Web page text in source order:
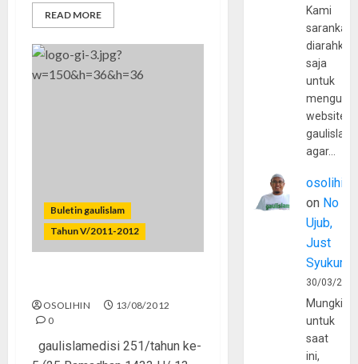
READ MORE
Buletin gaulislam
Tahun V/2011-2012
OSOLIHIN
13/08/2012
0
gaulislamedisi 251/tahun ke-
Kami
sarankan,
diarahkan
saja
untuk
website
agar…
osolihin
on No
Ujub,
Just
Syukur
30/03/
Mungkin
untuk
saat
ini,